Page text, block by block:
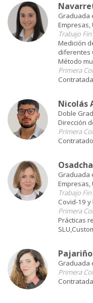
Graduada
Trabajo
Medición
diferentes
Método
Primera
Nicolás
Doble
Dirección
Primera
Graduada
Trabajo
Covid-19
Primera
Prácticas
Graduada
Primera
Contratada